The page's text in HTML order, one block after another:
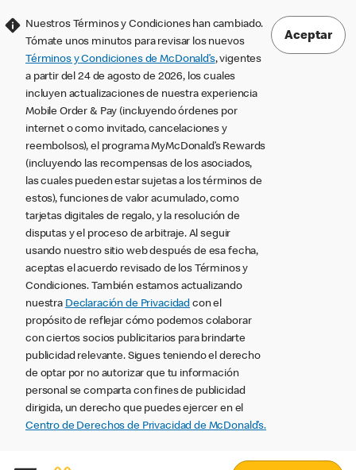
Nuestros Términos y Condiciones han cambiado.
Tómate unos minutos para revisar los nuevos
Términos y Condiciones de McDonald’s, vigentes
a partir del 24 de agosto de 2026, los cuales
incluyen actualizaciones de nuestra experiencia
Mobile Order & Pay (incluyendo órdenes por
internet o como invitado, cancelaciones y
reembolsos), el programa MyMcDonald’s Rewards
(incluyendo las recompensas de los asociados,
las cuales pueden estar sujetas a los términos de
estos), funciones de valor acumulado, como
tarjetas digitales de regalo, y la resolución de
disputas y el proceso de arbitraje. Al seguir
usando nuestro sitio web después de esa fecha,
aceptas el acuerdo revisado de los Términos y
Condiciones. También estamos actualizando
nuestra Declaración de Privacidad con el
propósito de reflejar cómo podemos colaborar
con ciertos socios publicitarios para brindarte
publicidad relevante. Sigues teniendo el derecho
de optar por no autorizar que tu información
personal se comparta con fines de publicidad
dirigida, un derecho que puedes ejercer en el
Centro de Derechos de Privacidad de McDonald’s.
Aceptar